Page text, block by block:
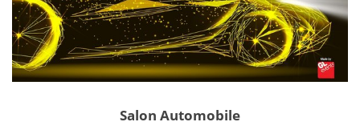
Salon Automobile